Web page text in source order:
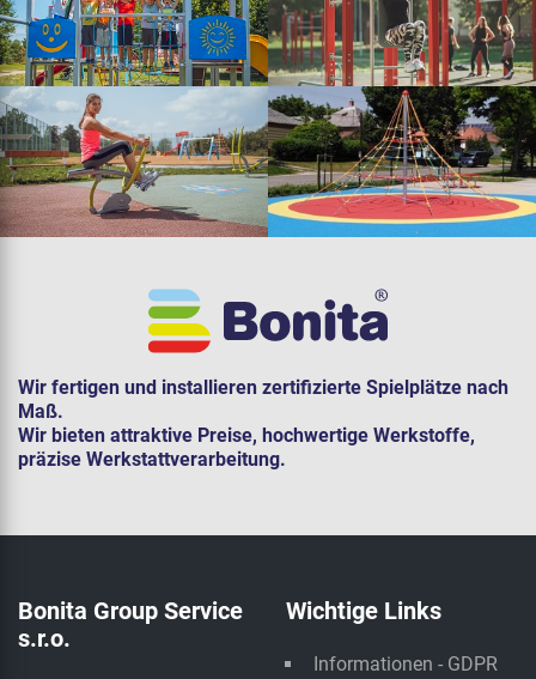
Wir fertigen und installieren zertifizierte Spielplätze nach
Maß.
Wir bieten attraktive Preise, hochwertige Werkstoffe,
präzise Werkstattverarbeitung.
Bonita Group Service
s.r.o.
Wichtige Links
Informationen - GDPR